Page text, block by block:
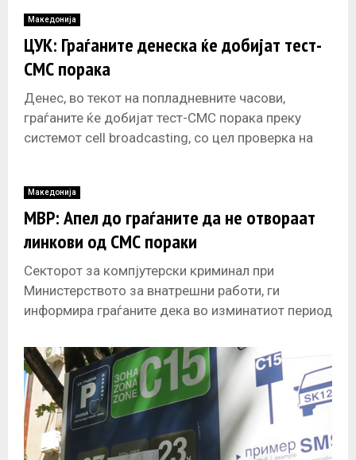
Македонија
ЦУК: Граѓаните денеска ќе добијат тест-
СМС порака
Денес, во текот на попладневните часови,
граѓаните ќе добијат тест-СМС порака преку
системот cell broadcasting, со цел проверка на
Македонија
МВР: Апел до граѓаните да не отвораат
линкови од СМС пораки
Секторот за компјутерски криминал при
Министерството за внатрешни работи, ги
информира граѓаните дека во изминатиот период
испраќање лажни SMS